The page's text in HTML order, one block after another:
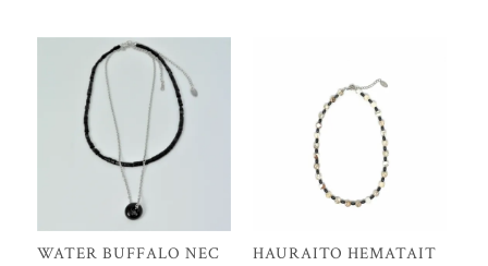
WATER BUFFALO NEC
HAURAITO HEMATAIT